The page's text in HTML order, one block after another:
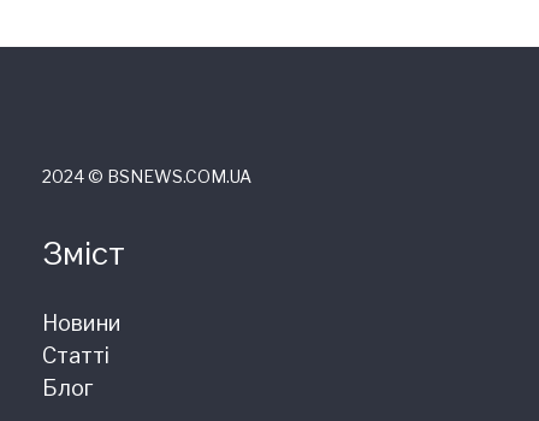
2024 © ВSNEWS.COM.UA
Зміст
Новини
Статті
Блог